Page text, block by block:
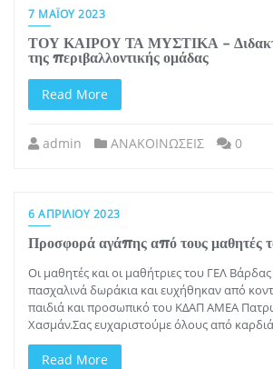
7 ΜΑΪ́ΟΥ 2023
ΤΟΥ ΚΑΙΡΟΥ ΤΑ ΜΥΣΤΙΚΑ –
της περιβαλλοντικής ομάδας
Read More
admin ΑΝΑΚΟΙΝΩΣΕΙΣ 0
6 ΑΠΡΙΛΊΟΥ 2023
Προσφορά αγάπης από τους μαθητές
Οι μαθητές και οι μαθήτριες του ΓΕΛ
πασχαλινά δωράκια και ευχήθηκαν από
παιδιά και προσωπικό του ΚΔΑΠ ΑΜΕΑ
Χασμάν.Σας ευχαριστούμε όλους από
Read More